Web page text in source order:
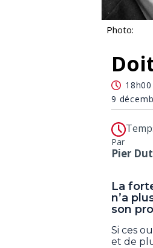
Photo:
18h00
9
Par
Pier
La
n’a
son
Si ces
et de